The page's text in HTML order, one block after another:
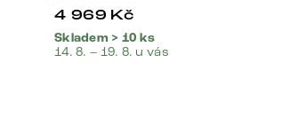
4 969 Kč
Skladem > 10 ks
14. 8. – 19. 8. u vás